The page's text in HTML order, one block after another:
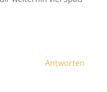
Antworten